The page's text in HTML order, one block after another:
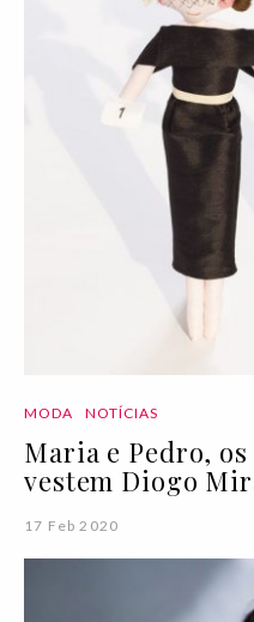
MODA NOTÍCIAS
Maria e Pedro,
vestem Diogo
17 Feb 2020